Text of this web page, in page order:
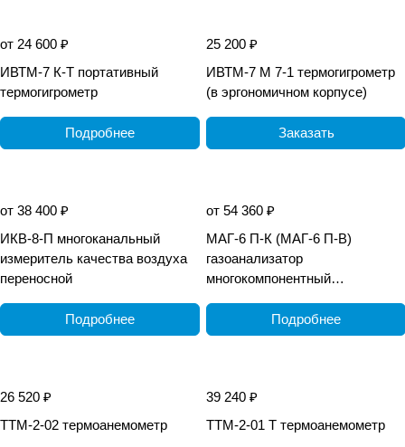
от 24 600 ₽
ИВТМ-7 К-Т портативный
термогигрометр
Подробнее
25 200 ₽
ИВТМ-7 М 7-1 термогигрометр
(в эргономичном корпусе)
Заказать
от 38 400 ₽
ИКВ-8-П многоканальный
измеритель качества воздуха
переносной
Подробнее
от 54 360 ₽
МАГ-6 П-К (МАГ-6 П-В)
газоанализатор
многокомпонентный
взрывозащищённый
Подробнее
26 520 ₽
ТТМ-2-02 термоанемометр
39 240 ₽
ТТМ-2-01 Т термоанемометр